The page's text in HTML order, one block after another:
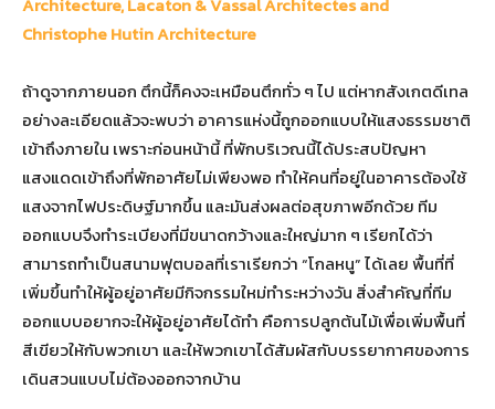
Architecture, Lacaton & Vassal Architectes and
Christophe Hutin Architecture
ถ้าดูจากภายนอก ตึกนี้ก็คงจะเหมือนตึกทั่ว ๆ ไป แต่หากสังเกตดีเทล
อย่างละเอียดแล้วจะพบว่า อาคารแห่งนี้ถูกออกแบบให้แสงธรรมชาติ
เข้าถึงภายใน เพราะก่อนหน้านี้ ที่พักบริเวณนี้ได้ประสบปัญหา
แสงแดดเข้าถึงที่พักอาศัยไม่เพียงพอ ทำให้คนที่อยู่ในอาคารต้องใช้
แสงจากไฟประดิษฐ์มากขึ้น และมันส่งผลต่อสุขภาพอีกด้วย ทีม
ออกแบบจึงทำระเบียงที่มีขนาดกว้างและใหญ่มาก ๆ เรียกได้ว่า
สามารถทำเป็นสนามฟุตบอลที่เราเรียกว่า “โกลหนู” ได้เลย พื้นที่ที่
เพิ่มขึ้นทำให้ผู้อยู่อาศัยมีกิจกรรมใหม่ทำระหว่างวัน สิ่งสำคัญที่ทีม
ออกแบบอยากจะให้ผู้อยู่อาศัยได้ทำ คือการปลูกต้นไม้เพื่อเพิ่มพื้นที่
สีเขียวให้กับพวกเขา และให้พวกเขาได้สัมผัสกับบรรยากาศของการ
เดินสวนแบบไม่ต้องออกจากบ้าน